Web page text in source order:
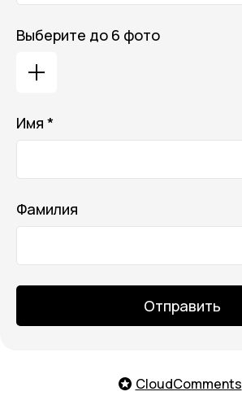
Выберите до 6 фото
Имя *
Фамилия
Отправить
CloudComments